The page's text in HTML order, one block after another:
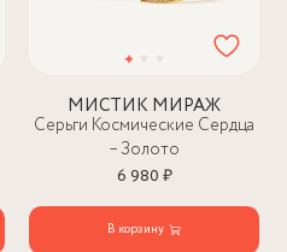
МИСТИК МИРАЖ
Серьги Космические Сердца
– Золото
6 980 ₽
В корзину